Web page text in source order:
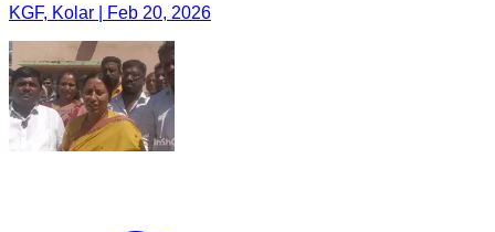
KGF, Kolar | Feb 20, 2026